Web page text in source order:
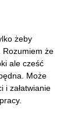
żeby
Rozumiem że
ale cześć
Może
i załatwianie